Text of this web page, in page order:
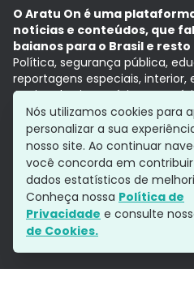
O Aratu On é uma
notícias e conteúdos, que
baianos para o Brasil e
Política, segurança pública,
reportagens especiais,
Aqui, tudo vira notícia e a
com a credibilidade do Grupo
Grupo Aratu
Política de
Siga-nos
Nós utilizamos cookies para
personalizar a sua
nosso site. Ao continuar
você concorda em
dados estatísticos de
Conheça nossa Política de
Privacidade e consulte
de Cookies.